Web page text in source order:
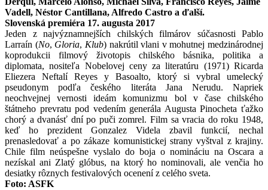
Vadell, Néstor Cantillana, Alfredo Castro a ďalší.
Slovenská premiéra 17. augusta 2017
Jeden z najvýznamnejších chilských filmárov súčasnosti Pablo
Larraín (No, Gloria, Klub) nakrútil vlani v mohutnej medzinárodnej
koprodukcii filmový životopis chilského básnika, politika a
diplomata, nositeľa Nobelovej ceny za literatúru (1971) Ricarda
Eliezera Neftalí Reyes y Basoalto, ktorý si vybral umelecký
pseudonym podľa českého literáta Jana Nerudu. Napriek
neochvejnej vernosti ideám komunizmu bol v čase chilského
štátneho prevratu pod vedením generála Augusta Pinocheta ťažko
chorý a dvanásť dní po puči zomrel. Film sa vracia do roku 1948,
keď ho prezident Gonzalez Videla zbavil funkcií, nechal
prenasledovať a po zákaze komunistickej strany vyštval z krajiny.
Chile film neúspešne vyslalo do boja o nomináciu na Oscara a
nezískal ani Zlatý glóbus, na ktorý ho nominovali, ale venčia ho
desiatky rôznych festivalových ocenení z celého sveta.
Foto: ASFK